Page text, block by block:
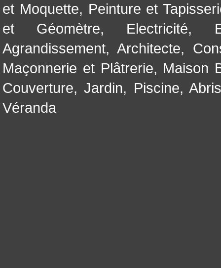
et Moquette, Peinture et
et Géomètre, Electricité,
Agrandissement, Architecte,
Maçonnerie et Plâtrerie, Maison
Couverture,Jardin, Piscine,
Véranda